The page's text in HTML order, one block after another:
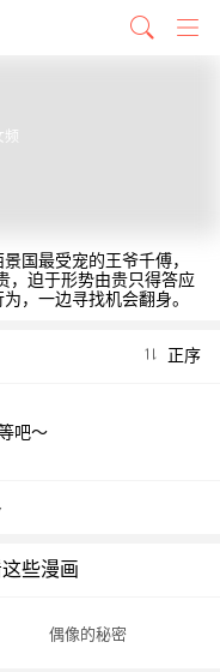
频
国最受宠的王爷千傅，
，迫于形势由贵只得答应
，一边寻找机会翻身。
正序
吧～
些漫画
偶像的秘密